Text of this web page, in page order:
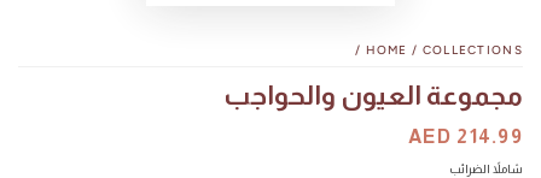
HOME / COLLECTIONS
/
مجموعة العيون والحواجب
السعر
AED 214.99
البيع
شاملاً الضرائب